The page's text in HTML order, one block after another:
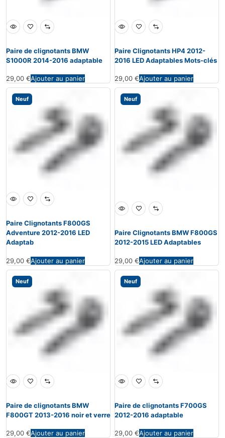
Paire de clignotants BMW
S1000R 2014-2016 adaptable
29,00 €Ajouter au panier
Paire Clignotants HP4 2012-
2016 LED Adaptables Mots-clés
29,00 €Ajouter au panier
Neuf
Paire Clignotants F800GS
Adventure 2012-2016 LED
Adaptab
29,00 €Ajouter au panier
Neuf
Paire Clignotants BMW F800GS
2012-2015 LED Adaptables
29,00 €Ajouter au panier
Neuf
Paire de clignotants BMW
F800GT 2013-2016 noir et verre
29,00 €Ajouter au panier
Neuf
Paire de clignotants F700GS
2012-2016 adaptable
29,00 €Ajouter au panier